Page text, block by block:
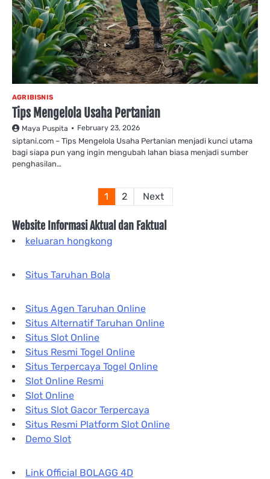
AGRIBISNIS
Tips Mengelola Usaha Pertanian
Maya Puspita February 23, 2026
siptani.com – Tips Mengelola Usaha Pertanian menjadi kunci utama
bagi siapa pun yang ingin mengubah lahan biasa menjadi sumber
penghasilan…
Posts
1 2 Next
Website Informasi Aktual dan Faktual
keluaran hongkong
Situs Taruhan Bola
Situs Agen Taruhan Online
Situs Alternatif Taruhan Online
Situs Slot Online
Situs Resmi Togel Online
Situs Terpercaya Togel Online
Slot Online Resmi
Slot Online
Situs Slot Gacor Terpercaya
Situs Resmi Platform Slot Online
Demo Slot
Link Official BOLAGG 4D